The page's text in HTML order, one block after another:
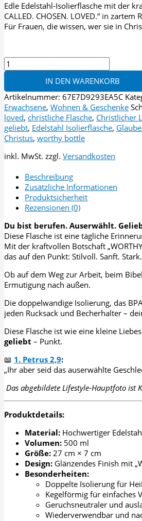
Edle Edelstahl-Isolierflasche mit der
CALLED. CHOSEN. LOVED.“ in zartem
Für Frauen, die wissen, wer sie in
WORTHY
–
Chosen.
Loved.
–
Edelstahl-
Trinkflasche
(500ml)
Menge
IN DEN WARENKORB
Artikelnummer: 67E7D9293EA5C
Erwachsene, Wohnen & Geschenke
loved, christliche Flasche, Christlicher
geliebt, Edelstahl Isolierflasche,
Christus, worthy bottle
inkl. MwSt. zzgl. Versandkosten
Beschreibung
Zusätzliche Informationen
Produktsicherheit
Rezensionen (0)
Du bist berufen. Auserwählt.
Diese Flasche ist eine tägliche
Mit der kraftvollen Botschaft
das auf den Punkt: Stilvoll. Sanft. Stark.
Ob auf dem Weg zur Arbeit, beim
Ermutigung nach außen.
Die doppelwandige Isolierung, das
jeden Rucksack und Becherhalter –
Diese Flasche ist wie eine kleine
geliebt – Punkt.
📖 1. Petrus 2,9:
„Ihr aber seid das auserwählte
Das abgebildete Lifestyle-Hauptfoto ist
Produktdetails:
Material: Hochwertiger
Volumen: 500 ml
Größe: 27 cm × 7 cm
Design: Glänzendes Finish mit
Besonderheiten:
Doppelte Isolierung für
Kegelförmig für einfaches
Geruchsneutraler und
Wiederverwendbar und